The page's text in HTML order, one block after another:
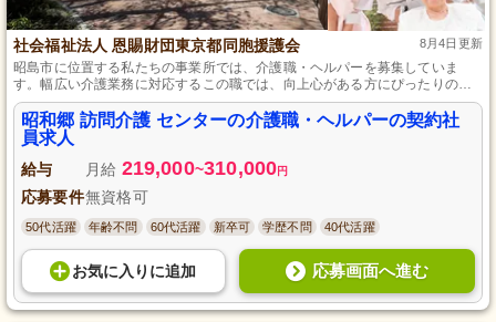
社会福祉法人 恩賜財団東京都同胞援護会 8月4日更新
昭島市に位置する私たちの事業所では、介護職・ヘルパーを募集していま
す。幅広い介護業務に対応するこの職では、向上心がある方にぴったりの正
社員登用制度もご用意しております。年間休日125日と充実したオフタイムも
魅力で、ライフステージが変わっても安心の育児休暇や介護休暇がありま
す。スキルアップを目指せる資格取得支援制度もあり、仕事を通して成長で
きる環境が整っています。
昭和郷 訪問介護 センターの介護職・ヘルパーの契約社
員求人
給与 月給 219,000~310,000円
応募要件無資格可
50代活躍 年齢不問 60代活躍 新卒可 学歴不問 40代活躍
お気に入り に追加 応募画面へ進む